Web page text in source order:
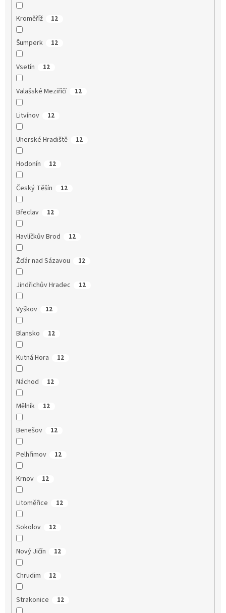
Kroměříž 12
Šumperk 12
Vsetín 12
Valašské Meziříčí 12
Litvínov 12
Uherské Hradiště 12
Hodonín 12
Český Těšín 12
Břeclav 12
Havlíčkův Brod 12
Žďár nad Sázavou 12
Jindřichův Hradec 12
Vyškov 12
Blansko 12
Kutná Hora 12
Náchod 12
Mělník 12
Benešov 12
Pelhřimov 12
Krnov 12
Litoměřice 12
Sokolov 12
Nový Jičín 12
Chrudim 12
Strakonice 12